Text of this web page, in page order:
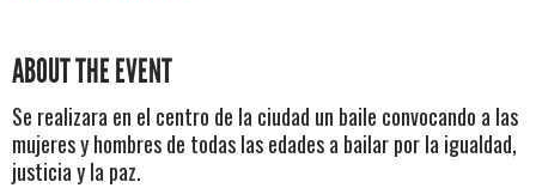
ABOUT THE EVENT
Se realizara en el centro de la ciudad un baile convocando a las
mujeres y hombres de todas las edades a bailar por la igualdad,
justicia y la paz.